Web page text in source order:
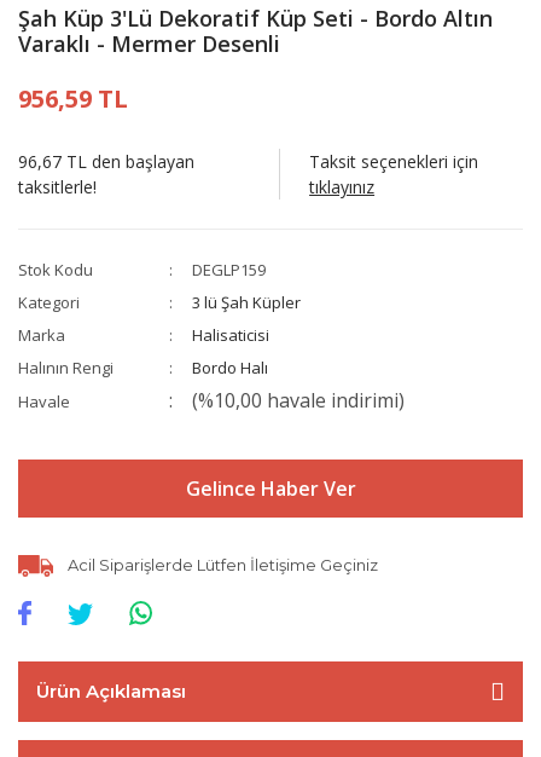
Şah Küp 3'Lü Dekoratif Küp Seti - Bordo Altın
Varaklı - Mermer Desenli
956,59 TL
96,67 TL den başlayan
taksitlerle!
Taksit seçenekleri için
tıklayınız
Stok Kodu
DEGLP159
Kategori
3 lü Şah Küpler
Marka
Halisaticisi
Halının Rengi
Bordo Halı
Havale
(%10,00 havale indirimi)
Gelince Haber Ver
Acil Siparişlerde Lütfen İletişime Geçiniz
Ürün Açıklaması